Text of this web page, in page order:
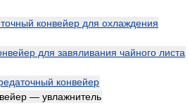
конвейер для охлаждения
для завяливания чайного листа
конвейер
— увлажнитель